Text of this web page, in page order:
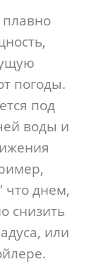
погоды.
под
воды и
что днем,
снизить
или